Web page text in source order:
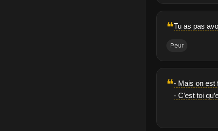
❝Tu as pas
Peur
❝- Mais on est
- C’est toi